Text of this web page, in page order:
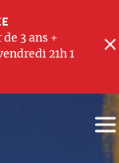
3 ans +
21h 1